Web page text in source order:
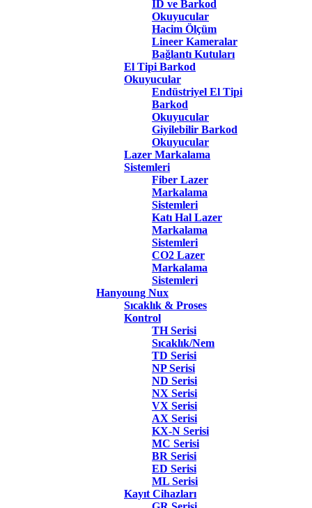
ID ve Barkod
Okuyucular
Hacim Ölçüm
Lineer Kameralar
Bağlantı Kutuları
El Tipi Barkod
Okuyucular
Endüstriyel El Tipi
Barkod
Okuyucular
Giyilebilir Barkod
Okuyucular
Lazer Markalama
Sistemleri
Fiber Lazer
Markalama
Sistemleri
Katı Hal Lazer
Markalama
Sistemleri
CO2 Lazer
Markalama
Sistemleri
Hanyoung Nux
Sıcaklık & Proses
Kontrol
TH Serisi
Sıcaklık/Nem
TD Serisi
NP Serisi
ND Serisi
NX Serisi
VX Serisi
AX Serisi
KX-N Serisi
MC Serisi
BR Serisi
ED Serisi
ML Serisi
Kayıt Cihazları